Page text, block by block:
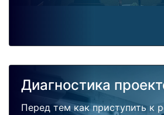
Диагностика
Перед тем как приступить к